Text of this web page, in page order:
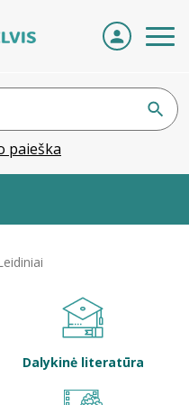
paieška
Dalykinė literatūra